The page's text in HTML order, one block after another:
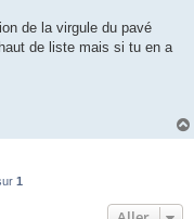
de la virgule du pavé
de liste mais si tu en a
1